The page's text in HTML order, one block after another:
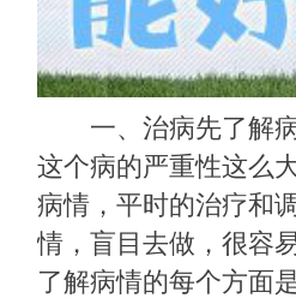
一、治病先了解病
这个病的严重性这么
病情，平时的治疗和
情，盲目去做，很容
了解病情的每个方面